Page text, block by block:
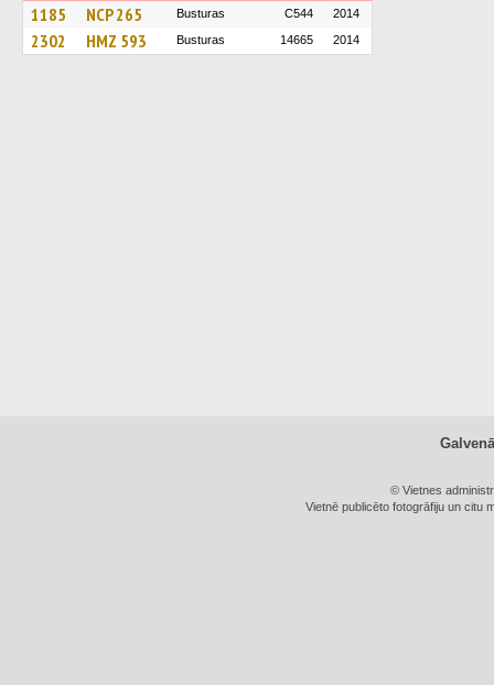
1185 NCP 265 Busturas C544 2014
2302 HMZ 593 Busturas 14665 2014
© Vietnes
Vietnē publicēto fotogrāfiju un citu